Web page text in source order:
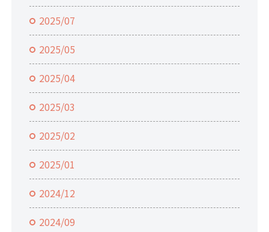
2025/07
2025/05
2025/04
2025/03
2025/02
2025/01
2024/12
2024/09